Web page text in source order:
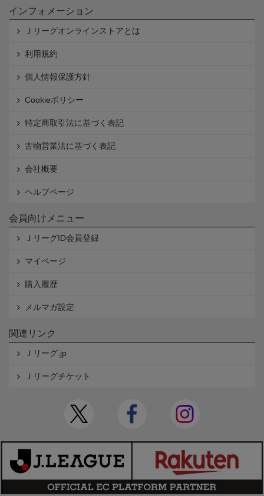
インフォメーション
Ｊリーグオンラインストアとは
利用規約
個人情報保護方針
Cookieポリシー
特定商取引法に基づく表記
古物営業法に基づく表記
会社概要
ヘルプページ
会員向けメニュー
ＪリーグID会員登録
マイページ
購入履歴
メルマガ設定
関連リンク
Ｊリーグ.jp
Ｊリーグチケット